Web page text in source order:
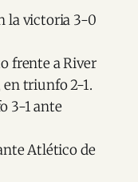
la victoria 3-0
frente a River
en triunfo 2-1.
3-1 ante
Atlético de